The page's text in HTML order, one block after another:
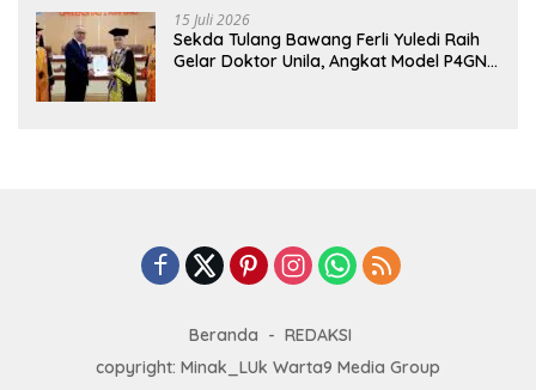
15 Juli 2026
Sekda Tulang Bawang Ferli Yuledi Raih
Gelar Doktor Unila, Angkat Model P4GN
Beranda
REDAKSI
copyright: Minak_LUk Warta9 Media Group